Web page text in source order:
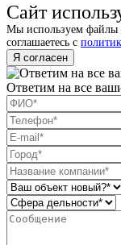
Сайт
Мы используем файлы
соглашаетесь с
Я согласен
Ответим на все